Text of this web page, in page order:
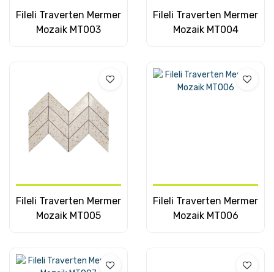
Fileli Traverten Mermer
Mozaik MT003
Fileli Traverten Mermer
Mozaik MT004
Fileli Traverten Mermer
Mozaik MT005
Fileli Traverten Mermer
Mozaik MT006